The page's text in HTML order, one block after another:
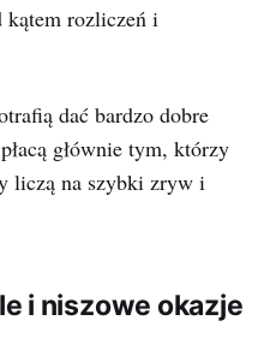
kątem rozliczeń i
dać bardzo dobre
głównie tym, którzy
liczą na szybki zryw i
i niszowe okazje